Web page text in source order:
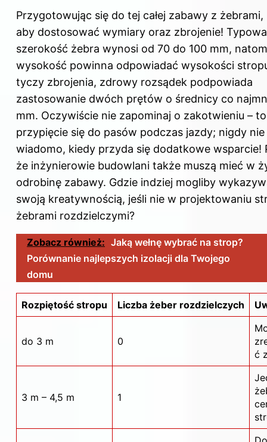
Przygotowując się do tej całej zabawy z żebrami,
aby dostosować wymiary oraz zbrojenie! Typowa
szerokość żebra wynosi od 70 do 100 mm,
wysokość powinna odpowiadać wysokości
tyczy zbrojenia, zdrowy rozsądek podpowiada
zastosowanie dwóch prętów o średnicy co
mm. Oczywiście nie zapominaj o zakotwieniu –
przypięcie się do pasów podczas jazdy; nigdy nie
wiadomo, kiedy przyda się dodatkowe wsparcie!
że inżynierowie budowlani także muszą mieć w
odrobinę zabawy. Gdzie indziej mogliby
swoją kreatywnością, jeśli nie w projektowaniu
żebrami rozdzielczymi?
Zobacz również: Jaką wełnę wybrać na strop?
Porównanie najlepszych izolacji dla Twojego
domu
Rozpiętość stropu Liczba żeber rozdzielczych
do 3 m 0
ć
3 m – 4,5 m 1